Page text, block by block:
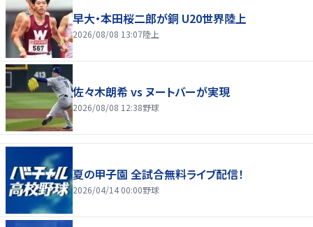
早大・本田桜二郎が銅 U20世界陸上
2026/08/08 13:07陸上
佐々木朗希 vs ヌートバーが実現
2026/08/08 12:38野球
夏の甲子園 全試合無料ライブ配信！
2026/04/14 00:00野球